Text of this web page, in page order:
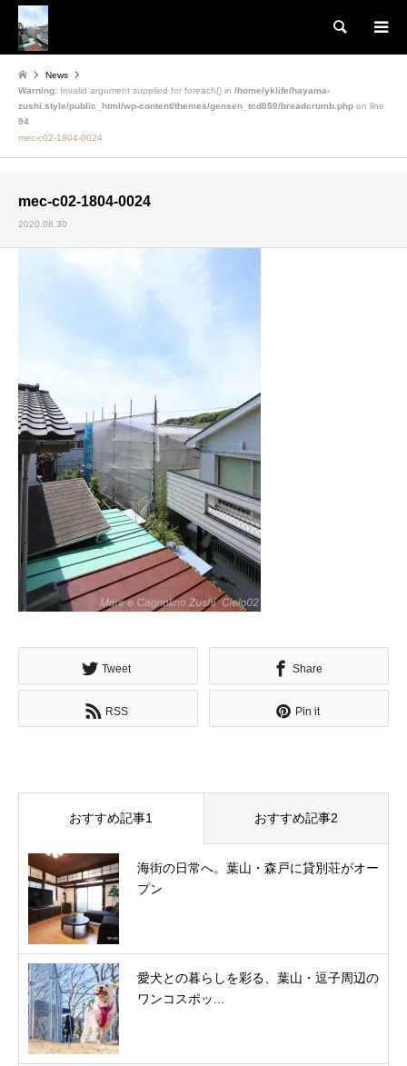
検索
News
Warning: Invalid argument supplied for foreach() in /home/yklife/hayama-
zushi.style/public_html/wp-content/themes/gensen_tcd050/breadcrumb.php on line
94
mec-c02-1804-0024
mec-c02-1804-0024
2020.08.30
Tweet Share
RSS Pin it
おすすめ記事1 おすすめ記事2
海街の日常へ。葉山・森戸に貸別荘がオー
プン
愛犬との暮らしを彩る、葉山・逗子周辺の
ワンコスポッ...